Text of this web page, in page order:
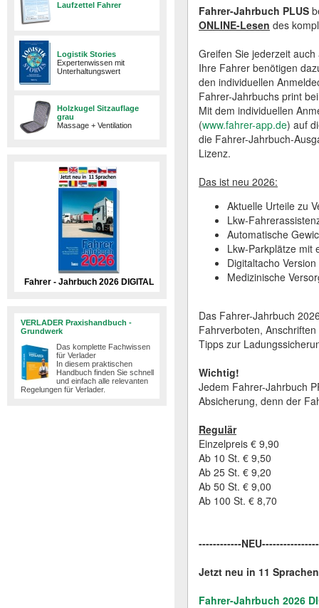
Laufzettel Fahrer
Logistik Stories
Expertenwissen mit
Unterhaltungswert
Holzkugel Sitzauflage
grau
Massage + Ventilation
Fahrer - Jahrbuch 2026 DIGITAL
VERLADER Praxishandbuch -
Grundwerk
Das komplette Fachwissen
für Verlader
In diesem praktischen
Handbuch finden Sie schnell
und einfach alle relevanten
Regelungen für Verlader.
Fahrer-Jahrbuch PLUS
ONLINE-Lesen des
Greifen Sie jederzeit
Ihre Fahrer benötigen
den individuellen
Fahrer-Jahrbuchs print
Mit dem individuellen
(www.fahrer-app.de) auf
die Fahrer-Jahrbuch-
Lizenz.
Das ist neu 2026:
Aktuelle Urteile zu
Lkw-
Automatische
Lkw-Parkplätze mit
Digitaltacho
Medizinische
Das Fahrer-Jahrbuch
Fahrverboten,
Tipps zur
Wichtig!
Jedem Fahrer-Jahrbuch
Absicherung, denn der
Regulär
Einzelpreis € 9,90
Ab 10 St. € 9,50
Ab 25 St. € 9,20
Ab 50 St. € 9,00
Ab 100 St. € 8,70
------------
Jetzt neu in 11
Fahrer-Jahrbuch 2026